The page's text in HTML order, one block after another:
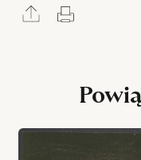
Rozwiń
panel
przejdź